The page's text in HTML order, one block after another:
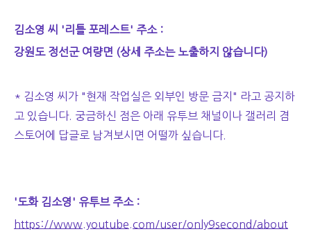
김소영 씨 '리틀 포레스트' 주소 :
강원도 정선군 여량면 (상세 주소는 노출하지 않습니다)
* 김소영 씨가 "현재 작업실은 외부인 방문 금지" 라고 공지하
고 있습니다. 궁금하신 점은 아래 유투브 채널이나 갤러리 겸
스토어에 답글로 남겨보시면 어떨까 싶습니다.
'도화 김소영' 유투브 주소 :
https://www.youtube.com/user/only9second/about